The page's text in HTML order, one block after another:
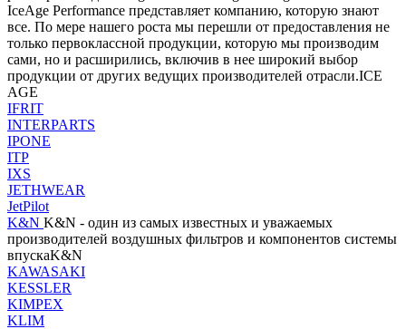
IceAge Performance представляет компанию, которую знают
все. По мере нашего роста мы перешли от предоставления не
только первоклассной продукции, которую мы производим
сами, но и расширились, включив в нее широкий выбор
продукции от других ведущих производителей отрасли.ICE
AGE
IFRIT
INTERPARTS
IPONE
ITP
IXS
JETHWEAR
JetPilot
K&N K&N - один из самых известных и уважаемых
производителей воздушных фильтров и компонентов системы
впускаK&N
KAWASAKI
KESSLER
KIMPEX
KLIM